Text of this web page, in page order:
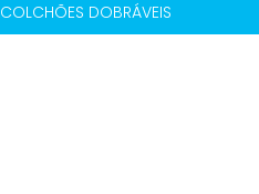
COLCHÕES DOBRÁVEIS